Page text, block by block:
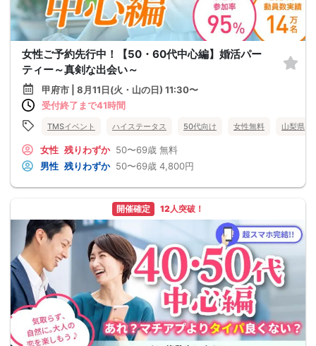
女性ご予約先行中！【50・60代中心編】婚活パー
ティー～真剣な出会い～
甲府市 | 8月11日(火・山の日) 11:30〜
受付終了まで41時間
TMSイベント ハイステータス 50代向け 女性無料 山梨県
女性 残りわずか 50〜69歳 無料
男性 残りわずか 50〜69歳 4,800円
開催確定 12人突破！